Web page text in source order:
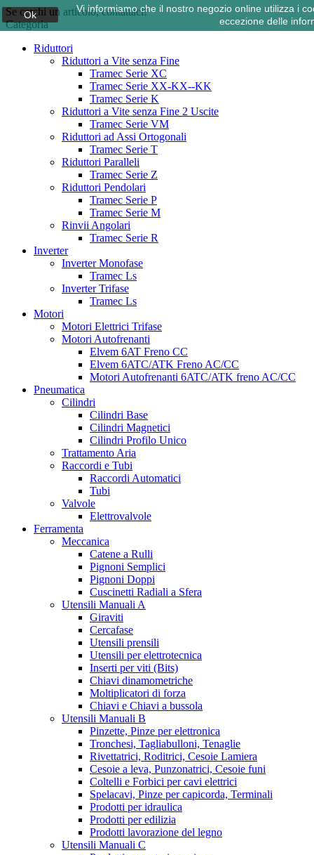
Se cerchi un articolo, contattaci!
Categoria
Riduttori
Riduttori a Vite senza Fine
Tramec Serie XC
Tramec Serie XX-KX--KK
Tramec Serie K
Riduttori a Vite senza Fine 2 Uscite
Tramec Serie VM
Riduttori ad Assi Ortogonali
Tramec Serie T
Riduttori Paralleli
Tramec Serie Z
Riduttori Pendolari
Tramec Serie P
Tramec Serie M
Rinvii Angolari
Tramec Serie R
Inverter
Inverter Monofase
Tramec Ls
Inverter Trifase
Tramec Ls
Motori
Motori Elettrici Trifase
Motori Autofrenanti
Elvem 6AT Freno CC
Elvem 6ATC/ATK Freno AC/CC
Motori Autofrenanti 6ATC/ATK freno AC/CC
Pneumatica
Cilindri
Cilindri Base
Cilindri Magnetici
Cilindri Profilo Unico
Trattamento Aria
Raccordi e Tubi
Raccordi Automatici
Tubi
Valvole
Elettrovalvole
Ferramenta
Meccanica
Catene a Rulli
Pignoni Semplici
Pignoni Doppi
Cuscinetti Radiali a Sfera
Utensili Manuali A
Giraviti
Cercafase
Utensili prensili
Utensili per elettrotecnica
Inserti per viti (Bits)
Chiavi dinamometriche
Moltiplicatori di forza
Chiavi e Chiavi a bussola
Utensili Manuali B
Pinzette, Pinze per elettronica
Tronchesi, Tagliabulloni, Tenaglie
Rivettatrici, Roditrici, Cesoie Lamiera
Cesoie a leva, Punzonatrici, Cesoie funi
Coltelli e Forbici per cavi elettrici
Spelacavi, Pinze per capicorda, Terminali
Prodotti per idraulica
Prodotti per edilizia
Prodotti lavorazione del legno
Utensili Manuali C
Ok
Vi informiamo che il nostro negozio online utilizza i
eccezione delle